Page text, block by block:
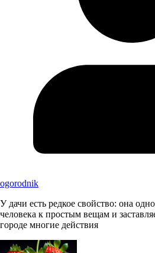
ogorodnik
У дачи есть редкое свойство: она
человека к простым вещам и
городе многие действия